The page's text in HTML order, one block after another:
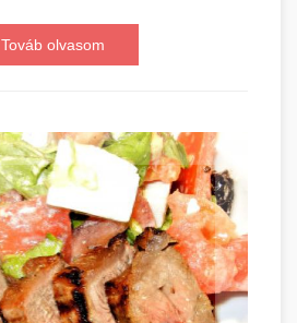
Továb olvasom